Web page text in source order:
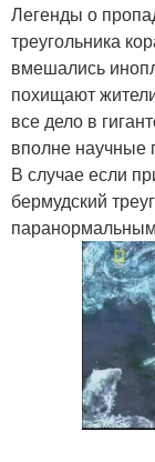
Легенды о
треугольника
вмешались
похищают
все дело в
вполне научные
В случае если
бермудский